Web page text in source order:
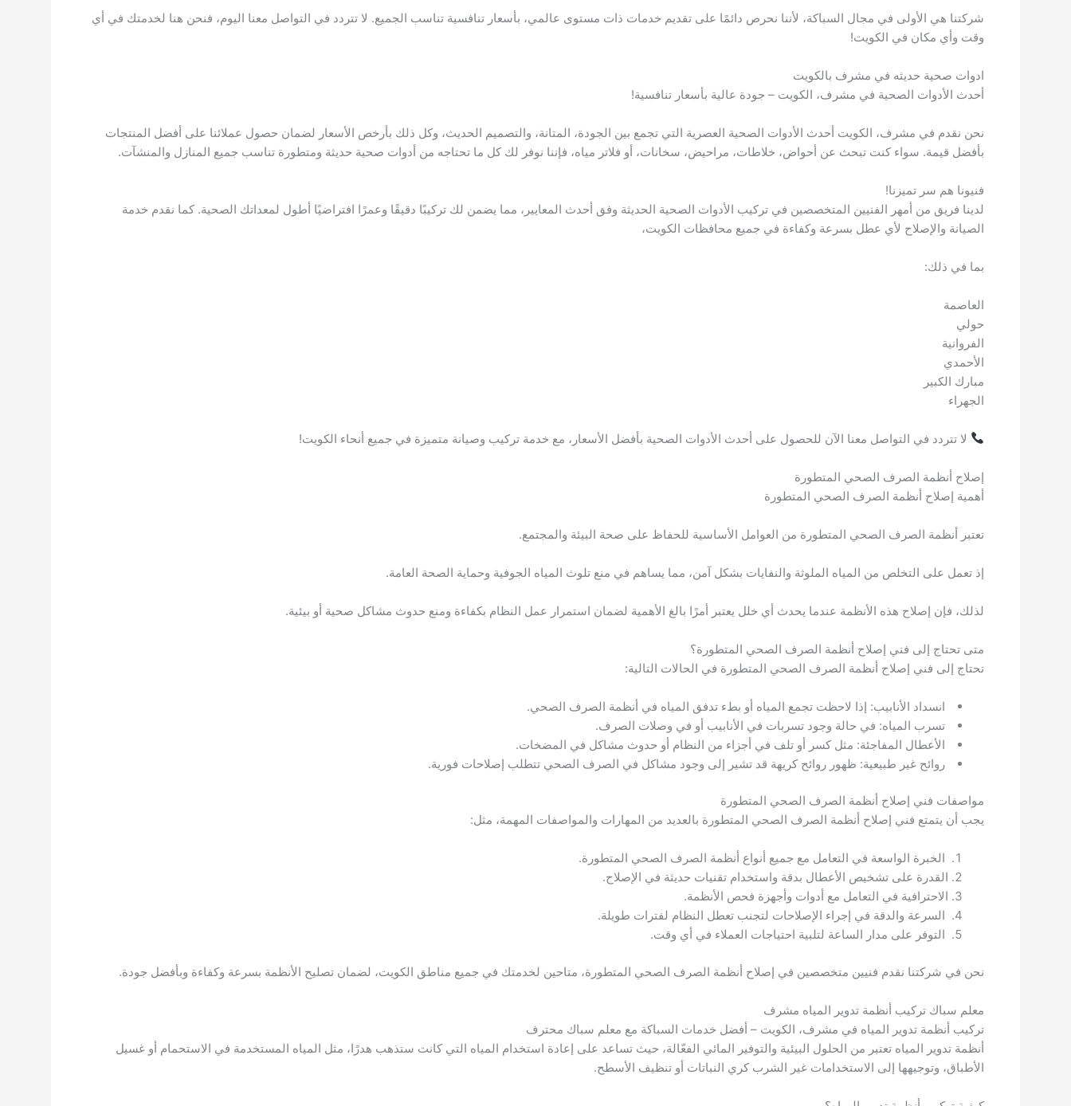
شركتنا هي الأولى في مجال السباكة، لأننا نحرص دائمًا على تقديم خدمات ذات مستوى عالمي، بأسعار تنافسية تناسب الجميع. لا تتردد في التواصل معنا اليوم، فنحن هنا لخدمتك في أي
وقت وأي مكان في الكويت!
ادوات صحية حديثه في مشرف بالكويت
أحدث الأدوات الصحية في مشرف، الكويت – جودة عالية بأسعار تنافسية!
نحن نقدم في مشرف، الكويت أحدث الأدوات الصحية العصرية التي تجمع بين الجودة، المتانة، والتصميم الحديث، وكل ذلك بأرخص الأسعار لضمان حصول عملائنا على أفضل المنتجات
بأفضل قيمة. سواء كنت تبحث عن أحواض، خلاطات، مراحيض، سخانات، أو فلاتر مياه، فإننا نوفر لك كل ما تحتاجه من أدوات صحية حديثة ومتطورة تناسب جميع المنازل والمنشآت.
فنيونا هم سر تميزنا!
لدينا فريق من أمهر الفنيين المتخصصين في تركيب الأدوات الصحية الحديثة وفق أحدث المعايير، مما يضمن لك تركيبًا دقيقًا وعمرًا افتراضيًا أطول لمعداتك الصحية. كما نقدم خدمة
الصيانة والإصلاح لأي عطل بسرعة وكفاءة في جميع محافظات الكويت،
بما في ذلك:
العاصمة
حولي
الفروانية
الأحمدي
مبارك الكبير
الجهراء
لا تتردد في التواصل معنا الآن للحصول على أحدث الأدوات الصحية بأفضل الأسعار، مع خدمة تركيب وصيانة متميزة في جميع أنحاء الكويت!
إصلاح أنظمة الصرف الصحي المتطورة
أهمية إصلاح أنظمة الصرف الصحي المتطورة
تعتبر أنظمة الصرف الصحي المتطورة من العوامل الأساسية للحفاظ على صحة البيئة والمجتمع.
إذ تعمل على التخلص من المياه الملوثة والنفايات بشكل آمن، مما يساهم في منع تلوث المياه الجوفية وحماية الصحة العامة.
لذلك، فإن إصلاح هذه الأنظمة عندما يحدث أي خلل يعتبر أمرًا بالغ الأهمية لضمان استمرار عمل النظام بكفاءة ومنع حدوث مشاكل صحية أو بيئية.
متى تحتاج إلى فني إصلاح أنظمة الصرف الصحي المتطورة؟
تحتاج إلى فني إصلاح أنظمة الصرف الصحي المتطورة في الحالات التالية:
انسداد الأنابيب: إذا لاحظت تجمع المياه أو بطء تدفق المياه في أنظمة الصرف الصحي.
تسرب المياه: في حالة وجود تسربات في الأنابيب أو في وصلات الصرف.
الأعطال المفاجئة: مثل كسر أو تلف في أجزاء من النظام أو حدوث مشاكل في المضخات.
روائح غير طبيعية: ظهور روائح كريهة قد تشير إلى وجود مشاكل في الصرف الصحي تتطلب إصلاحات فورية.
مواصفات فني إصلاح أنظمة الصرف الصحي المتطورة
يجب أن يتمتع فني إصلاح أنظمة الصرف الصحي المتطورة بالعديد من المهارات والمواصفات المهمة، مثل:
الخبرة الواسعة في التعامل مع جميع أنواع أنظمة الصرف الصحي المتطورة.
القدرة على تشخيص الأعطال بدقة واستخدام تقنيات حديثة في الإصلاح.
الاحترافية في التعامل مع أدوات وأجهزة فحص الأنظمة.
السرعة والدقة في إجراء الإصلاحات لتجنب تعطل النظام لفترات طويلة.
التوفر على مدار الساعة لتلبية احتياجات العملاء في أي وقت.
نحن في شركتنا نقدم فنيين متخصصين في إصلاح أنظمة الصرف الصحي المتطورة، متاحين لخدمتك في جميع مناطق الكويت، لضمان تصليح الأنظمة بسرعة وكفاءة وبأفضل جودة.
معلم سباك تركيب أنظمة تدوير المياه مشرف
تركيب أنظمة تدوير المياه في مشرف، الكويت – أفضل خدمات السباكة مع معلم سباك محترف
أنظمة تدوير المياه تعتبر من الحلول البيئية والتوفير المائي الفعّالة، حيث تساعد على إعادة استخدام المياه التي كانت ستذهب هدرًا، مثل المياه المستخدمة في الاستحمام أو غسيل
الأطباق، وتوجيهها إلى الاستخدامات غير الشرب كري النباتات أو تنظيف الأسطح.